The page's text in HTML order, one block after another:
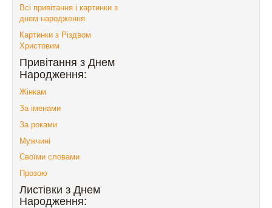
Всі привітання і картинки з
днем народження
Картинки з Різдвом
Христовим
Привітання з Днем
Народження:
Жінкам
За іменами
За роками
Мужчині
Своїми словами
Прозою
Листівки з Днем
Народження: